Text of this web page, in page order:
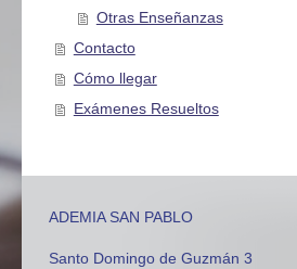
Otras Enseñanzas
Contacto
Cómo llegar
Exámenes Resueltos
ADEMIA SAN PABLO
Santo Domingo de Guzmán 3